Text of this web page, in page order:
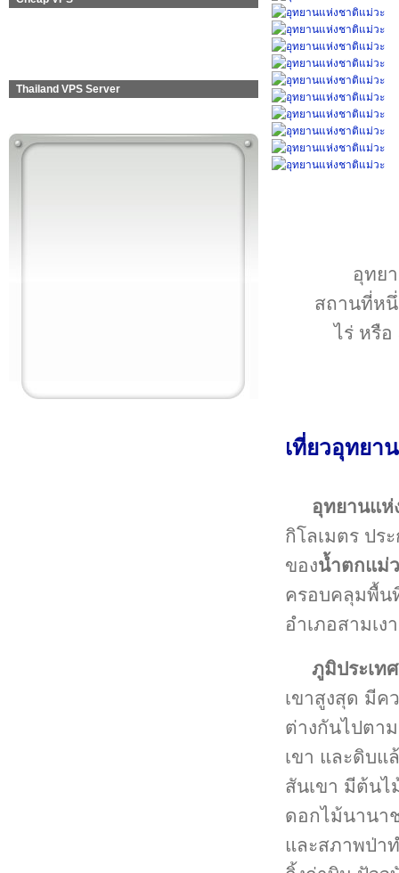
Thailand VPS Server
อุทย
สถานที่หนึ่
ไร่ หรือ
เที่ยวอุทยา
อุทยานแ
กิโลเมตร ปร
ของน้ำตกแม่
ครอบคลุมพื้น
อำเภอสามเ
ภูมิประเทศ
เขาสูงสุด มีค
ต่างกันไปตา
เขา และดิบแ
สันเขา มีต้น
ดอกไม้นานา
และสภาพป่า